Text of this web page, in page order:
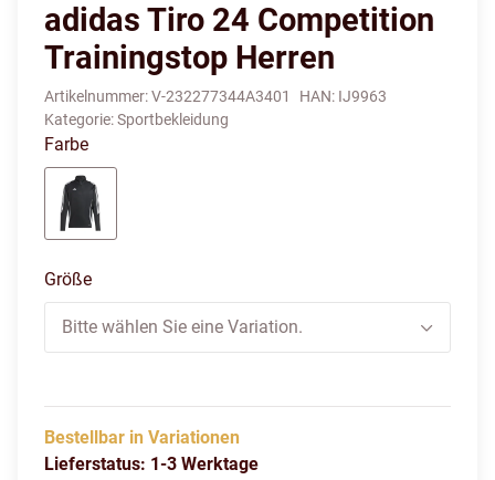
adidas Tiro 24 Competition
Trainingstop Herren
Artikelnummer:V-232277344A3401 HAN: IJ9963
Kategorie:Sportbekleidung
Farbe
Größe
Bitte wählen Sie eine Variation.
Bestellbar in Variationen
Lieferstatus: 1-3 Werktage